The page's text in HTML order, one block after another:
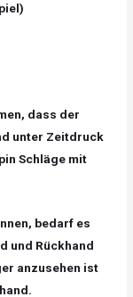
dass der
unter Zeitdruck
Schläge mit
bedarf es
und Rückhand
anzusehen ist